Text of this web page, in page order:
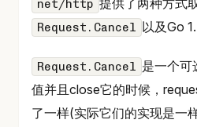
net/http
Request.Cancel 以及Go
Request.Cancel
是一个可
值并且close它的时候，
了一样(实际它们的实现是一